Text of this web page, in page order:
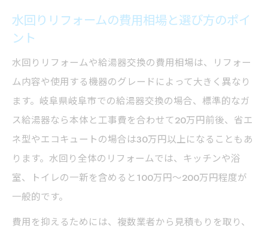
自己負担を抑える給湯器リフォームのコツ
給湯器リフォーム費用の抑え方を徹底解説
水回りリフォームで賢く保証を選ぶポイン
ト
総額重視で選ぶ給湯器リフォームの進め方
見積もり比較で水回りリフォーム費用を節
約
水回りリフォーム費用比較で後悔しない選び方
水回りリフォーム費用比較のポイント徹底
解説
水回りリフォームの費用相場と選び方のポイ
ント
水回りリフォームや給湯器交換の費用相場は、リフォー
ム内容や使用する機器のグレードによって大きく異なり
ます。岐阜県岐阜市での給湯器交換の場合、標準的なガ
ス給湯器なら本体と工事費を合わせて20万円前後、省エ
ネ型やエコキュートの場合は30万円以上になることもあ
ります。水回り全体のリフォームでは、キッチンや浴
室、トイレの一新を含めると100万円〜200万円程度が
一般的です。
費用を抑えるためには、複数業者から見積もりを取り、